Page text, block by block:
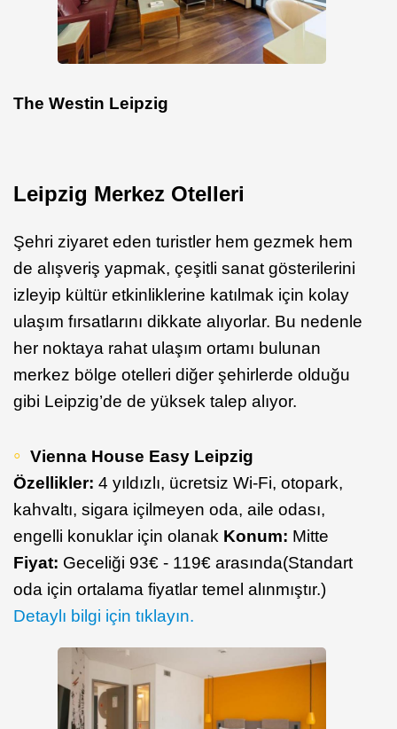
The Westin Leipzig
Leipzig Merkez Otelleri
Şehri ziyaret eden turistler hem gezmek hem
de alışveriş yapmak, çeşitli sanat gösterilerini
izleyip kültür etkinliklerine katılmak için kolay
ulaşım fırsatlarını dikkate alıyorlar. Bu nedenle
her noktaya rahat ulaşım ortamı bulunan
merkez bölge otelleri diğer şehirlerde olduğu
gibi Leipzig’de de yüksek talep alıyor.
Vienna House Easy Leipzig
Özellikler: 4 yıldızlı, ücretsiz Wi-Fi, otopark,
kahvaltı, sigara içilmeyen oda, aile odası,
engelli konuklar için olanak Konum: Mitte
Fiyat: Geceliği 93€ - 119€ arasında(Standart
oda için ortalama fiyatlar temel alınmıştır.)
Detaylı bilgi için tıklayın.